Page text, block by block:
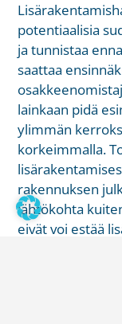
potentiaalisia
ja tunnistaa
saattaa
lainkaan pidä
ylimmän
korkeimmalla.
rakennuksen
lähtökohta
eivät voi estää